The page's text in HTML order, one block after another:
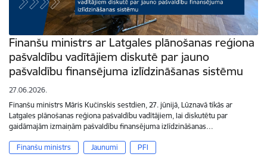
Finanšu ministrs ar Latgales plānošanas reģiona
pašvaldību vadītājiem diskutē par jauno
pašvaldību finansējuma izlīdzināšanas sistēmu
27.06.2026.
Finanšu ministrs Māris Kučinskis sestdien, 27. jūnijā, Lūznavā tikās ar
Latgales plānošanas reģiona pašvaldību vadītājiem, lai diskutētu par
gaidāmajām izmaiņām pašvaldību finansējuma izlīdzināšanas…
Finanšu ministrs Jaunumi PFI